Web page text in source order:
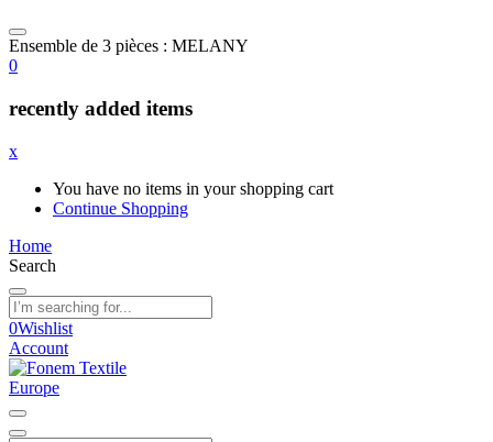
Ensemble de 3 pièces : MELANY
0
recently added items
x
You have no items in your shopping cart
Continue Shopping
Home
Search
0Wishlist
Account